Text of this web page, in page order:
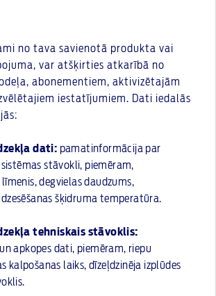
no tava savienotā produkta vai
var atšķirties atkarībā no
abonementiem, aktivizētajām
iestatījumiem. Dati iedalās
dati: pamatinformācija par
stāvokli, piemēram,
degvielas daudzums,
šķidruma temperatūra.
tehniskais stāvoklis:
apkopes dati, piemēram, riepu
kalpošanas laiks, dīzeļdzinēja izplūdes